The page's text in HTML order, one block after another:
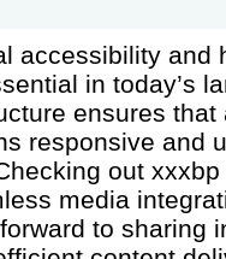
accessibility and
in today’s
ensures
responsive and
out
media
to sharing